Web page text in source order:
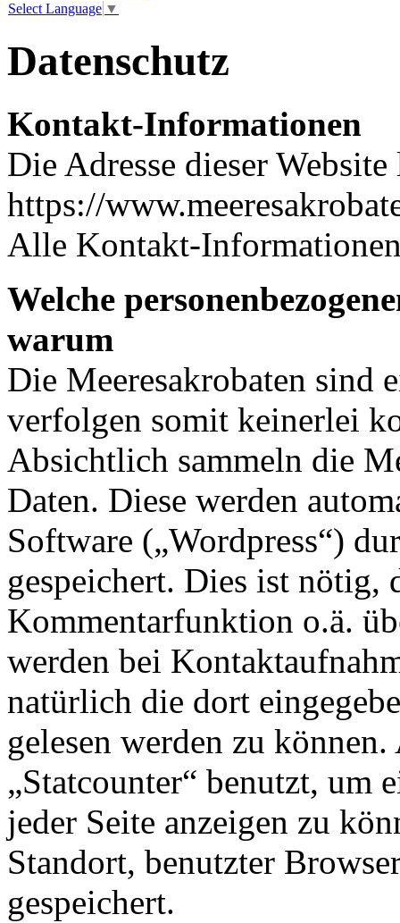
Select Language ▼
Datenschutz
Kontakt-Informationen
Die Adresse dieser Website
https://
Alle Kontakt-
Welche
warum
Die Meeresakrobaten sind
verfolgen somit keinerlei
Absichtlich sammeln die
Daten. Diese werden
Software („Wordpress“)
gespeichert. Dies ist nötig,
Kommentarfunktion o.ä.
werden bei
natürlich die dort
gelesen werden zu
„Statcounter“ benutzt, um
jeder Seite anzeigen zu
Standort, benutzter
gespeichert.